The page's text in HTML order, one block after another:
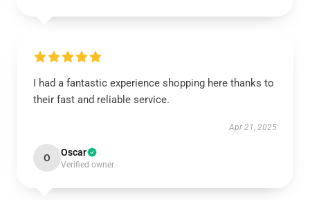
I had a fantastic experience shopping here thanks to
their fast and reliable service.
Apr 21, 2025
O Oscar
Verified owner